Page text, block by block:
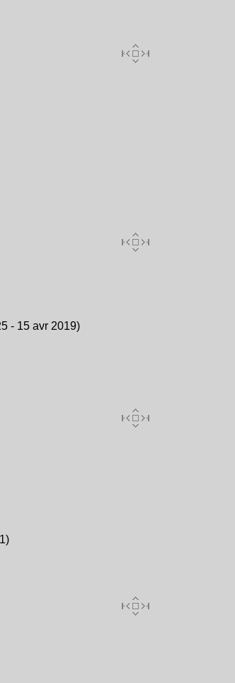
- 15 avr 2019)